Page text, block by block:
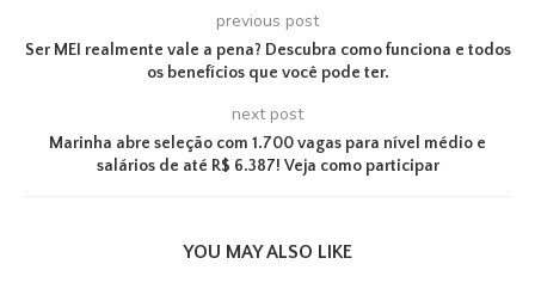
previous post
Ser MEI realmente vale a pena? Descubra como funciona e todos
os benefícios que você pode ter.
next post
Marinha abre seleção com 1.700 vagas para nível médio e
salários de até R$ 6.387! Veja como participar
YOU MAY ALSO LIKE